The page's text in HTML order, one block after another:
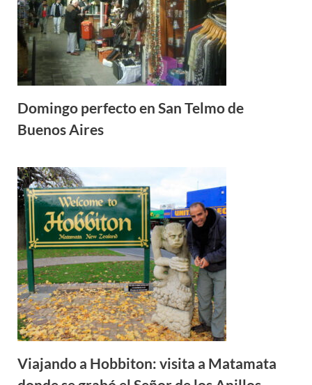
Domingo perfecto en San Telmo de
Buenos Aires
Viajando a Hobbiton: visita a Matamata